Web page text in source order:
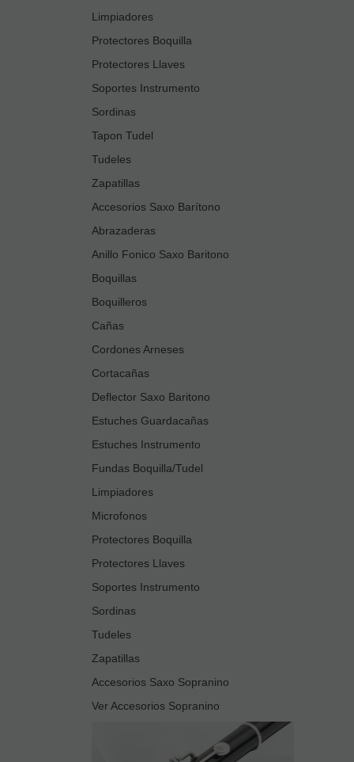
Limpiadores
Protectores Boquilla
Protectores Llaves
Soportes Instrumento
Sordinas
Tapon Tudel
Tudeles
Zapatillas
Accesorios Saxo Barítono
Abrazaderas
Anillo Fonico Saxo Baritono
Boquillas
Boquilleros
Cañas
Cordones Arneses
Cortacañas
Deflector Saxo Baritono
Estuches Guardacañas
Estuches Instrumento
Fundas Boquilla/Tudel
Limpiadores
Microfonos
Protectores Boquilla
Protectores Llaves
Soportes Instrumento
Sordinas
Tudeles
Zapatillas
Accesorios Saxo Sopranino
Ver Accesorios Sopranino